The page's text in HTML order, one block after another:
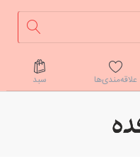
علاقه‌مندی‌ها سبد